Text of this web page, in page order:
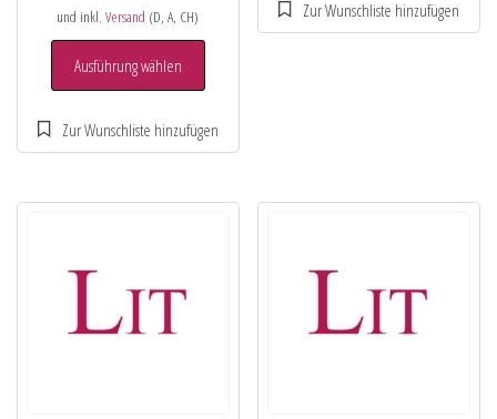
und inkl.Versand (D, A, CH)
Ausführung wählen